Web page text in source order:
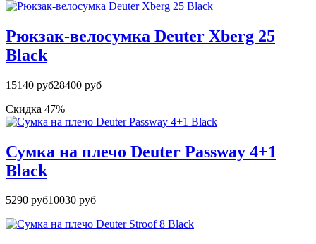
Рюкзак-велосумка Deuter Xberg 25
Black
15140 руб28400 руб
Скидка 47%
Сумка на плечо Deuter Passway 4+1
Black
5290 руб10030 руб